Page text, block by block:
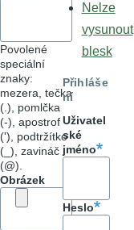
Povolené
speciální
znaky:
mezera, tečka
(.), pomlčka
(-), apostrof
('), podtržítko
(_), zavináč
(@).
Obrázek
Nelze
vysunout
blesk
Přihláše
ní
Uživatel
ské
jméno
Heslo